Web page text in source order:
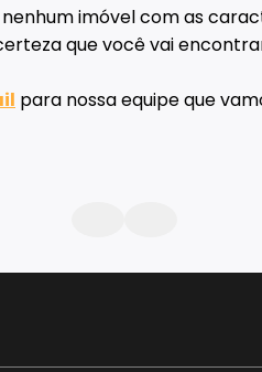
imóvel com as
que você vai
para nossa equipe que